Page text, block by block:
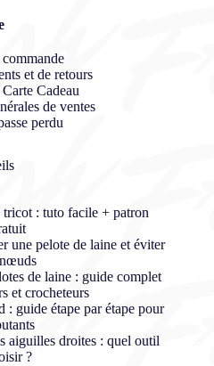
et de retours
Cadeau
de ventes
perdu
: tuto facile + patron
une pelote de laine et éviter
de laine : guide complet
et crocheteurs
: guide étape par étape pour
aiguilles droites : quel outil
?